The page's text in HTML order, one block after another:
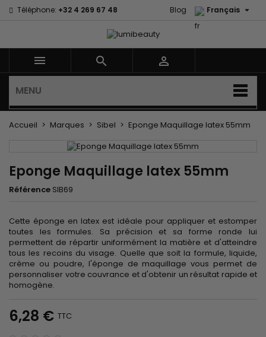
Téléphone: +32 4 269 67 48 Français 
Blog
  
MENU
Accueil Marques Sibel Eponge Maquillage latex 55mm
Eponge Maquillage latex 55mm
Référence SIB69
Cette éponge en latex est idéale pour appliquer et estomper
toutes les formules. Sa précision et sa forme ronde lui
permettent de répartir uniformément la matière et d'atteindre
tous les recoins du visage. Quelle que soit la formule, liquide,
crème ou poudre, l'éponge de maquillage vous permet de
personnaliser votre couvrance et d'obtenir un résultat rapide et
homogène.
6,28 € TTC